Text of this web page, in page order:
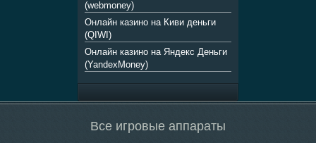
Magic Money
9820
Игрок:
Выигрыш:
Игрок:
(webmoney)
Онлайн казино на Киви деньги
(QIWI)
Онлайн казино на Яндекс Деньги
(YandexMoney)
Все игровые аппараты